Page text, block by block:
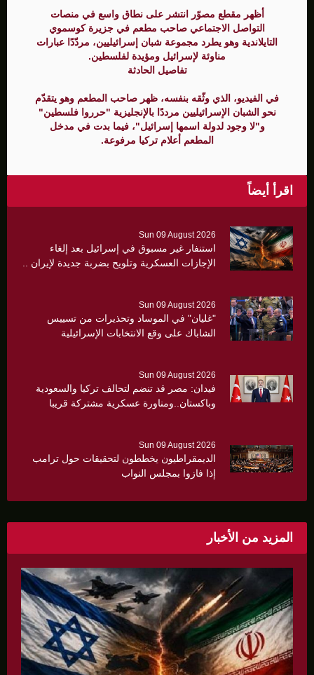
أظهر مقطع مصوّر انتشر على نطاق واسع في منصات
التواصل الاجتماعي صاحب مطعم في جزيرة كوسموي
التايلاندية وهو يطرد مجموعة شبان إسرائيليين، مردّدًا عبارات
مناوئة لإسرائيل ومؤيدة لفلسطين.
تفاصيل الحادثة
في الفيديو، الذي وثّقه بنفسه، ظهر صاحب المطعم وهو يتقدّم
نحو الشبان الإسرائيليين مرددًا بالإنجليزية "حرروا فلسطين"
و"لا وجود لدولة اسمها إسرائيل"، فيما بدت في مدخل
المطعم أعلام تركيا مرفوعة.
اقرأ أيضاً
Sun 09 August 2026
استنفار غير مسبوق في إسرائيل بعد إلغاء
الإجازات العسكرية وتلويح بضربة جديدة لإيران ..
Sun 09 August 2026
"غليان" في الموساد وتحذيرات من تسييس
الشاباك على وقع الانتخابات الإسرائيلية
Sun 09 August 2026
فيدان: مصر قد تنضم لتحالف تركيا والسعودية
وباكستان..ومناورة عسكرية مشتركة قريبا
Sun 09 August 2026
الديمقراطيون يخططون لتحقيقات حول ترامب
إذا فازوا بمجلس النواب
المزيد من الأخبار